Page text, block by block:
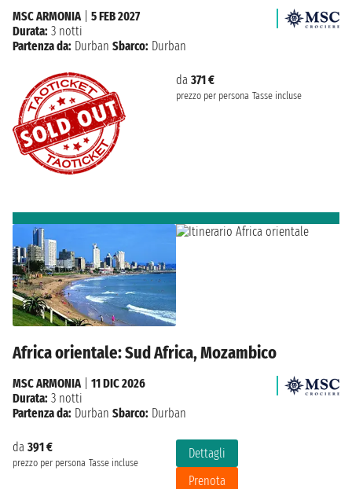
da 371 €
prezzo per persona Tasse incluse
MSC ARMONIA| 5 FEB 2027
Durata: 3 notti
Partenza da: Durban Sbarco: Durban
Africa orientale: Sud Africa, Mozambico
da 391 €
prezzo per persona Tasse incluse
Dettagli
Prenota
MSC ARMONIA| 11 DIC 2026
Durata: 3 notti
Partenza da: Durban Sbarco: Durban